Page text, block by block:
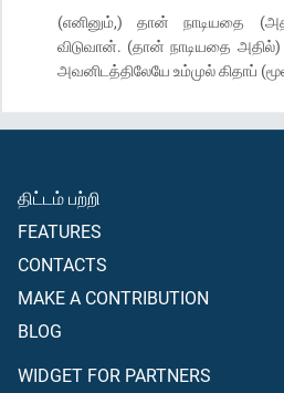
(எனினும்,) தான் நாடியதை
விடுவான். (தான் நாடியதை
அவனிடத்திலேயே உம்முல் கிதாப்
திட்டம் பற்றி
FEATURES
CONTACTS
MAKE A CONTRIBUTION
BLOG
WIDGET FOR PARTNERS